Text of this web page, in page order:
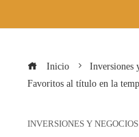
Inicio
Inversiones
Favoritos al título en la
INVERSIONES Y NEGOCIOS